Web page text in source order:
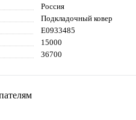
Россия
Подкладочный ковер
E0933485
15000
36700